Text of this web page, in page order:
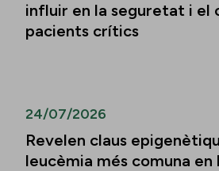
influir en la seguretat i el
pacients crítics
24/07/2026
Revelen claus
leucèmia més comuna en